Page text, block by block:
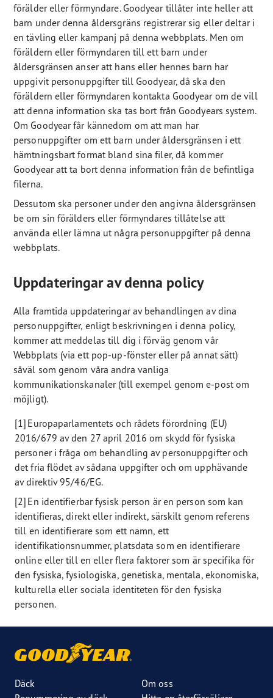
förälder eller förmyndare. Goodyear tillåter inte heller att
barn under denna åldersgräns registrerar sig eller deltar i
en tävling eller kampanj på denna webbplats. Men om
föräldern eller förmyndaren till ett barn under
åldersgränsen anser att hans eller hennes barn har
uppgivit personuppgifter till Goodyear, då ska den
föräldern eller förmyndaren kontakta Goodyear om de vill
att denna information ska tas bort från Goodyears system.
Om Goodyear får kännedom om att man har
personuppgifter om ett barn under åldersgränsen i ett
hämtningsbart format bland sina filer, då kommer
Goodyear att ta bort denna information från de befintliga
filerna.
Dessutom ska personer under den angivna åldersgränsen
be om sin förälders eller förmyndares tillåtelse att
använda eller lämna ut några personuppgifter på denna
webbplats.
Uppdateringar av denna policy
Alla framtida uppdateringar av behandlingen av dina
personuppgifter, enligt beskrivningen i denna policy,
kommer att meddelas till dig i förväg genom vår
Webbplats (via ett pop-up-fönster eller på annat sätt)
såväl som genom våra andra vanliga
kommunikationskanaler (till exempel genom e-post om
möjligt).
[1] Europaparlamentets och rådets förordning (EU)
2016/679 av den 27 april 2016 om skydd för fysiska
personer i fråga om behandling av personuppgifter och
det fria flödet av sådana uppgifter och om upphävande
av direktiv 95/46/EG.
[2] En identifierbar fysisk person är en person som kan
identifieras, direkt eller indirekt, särskilt genom referens
till en identifierare som ett namn, ett
identifikationsnummer, platsdata som en identifierare
online eller till en eller flera faktorer som är specifika för
den fysiska, fysiologiska, genetiska, mentala, ekonomiska,
kulturella eller sociala identiteten för den fysiska
personen.
Däck
Om oss